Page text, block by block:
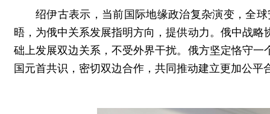
绍伊古表示，当前国际地缘政治复杂演变，全
晤，为俄中关系发展指明方向，提供动力。俄中战
础上发展双边关系，不受外界干扰。俄方坚定恪守
国元首共识，密切双边合作，共同推动建立更加公平